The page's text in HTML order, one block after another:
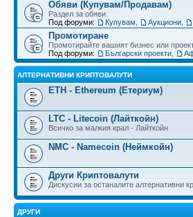
Обяви (Купувам/Продавам)
Раздел за обяви
Под форуми:
Купувам Аукциони
Промотиране
Промотирайте вашият бизнес или
Под форуми:
Български проекти
АЛТЕРНАТИВНИ КРИПТОВАЛУТИ
ETH - Ethereum (Етериум)
LTC - Litecoin (Лайткойн)
Всичко за малкия крал - Лайткойн
NMC - Namecoin (Неймкойн)
Други Криптовалути
Дискусии за останалите алтернативни
ДРУГИ